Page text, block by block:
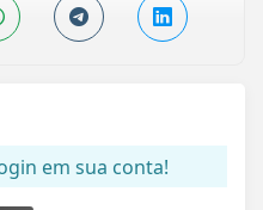
em sua conta!